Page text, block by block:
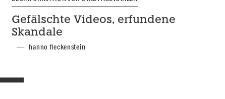
Gefälschte Videos, erfundene
Skandale
hanno fleckenstein